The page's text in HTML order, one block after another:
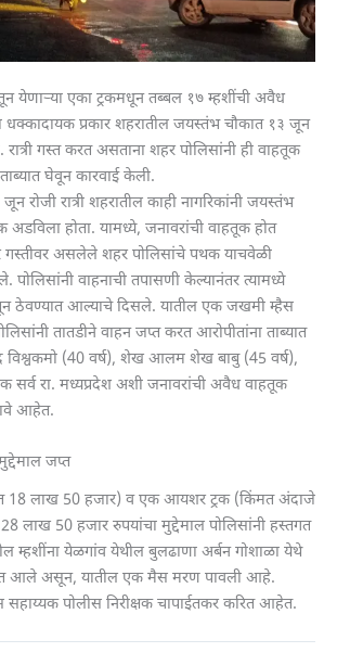
येणाऱ्या एका ट्रकमधून तब्बल १७ म्हशींची अवैध
धक्कादायक प्रकार शहरातील जयस्तंभ चौकात १३ जून
रात्री गस्त करत असताना शहर पोलिसांनी ही वाहतूक
घेवून कारवाई केली.
जून रोजी रात्री शहरातील काही नागरिकांनी जयस्तंभ
होता. यामध्ये, जनावरांची वाहतूक होत
गस्तीवर असलेले शहर पोलिसांचे पथक याचवेळी
वाहनाची तपासणी केल्यानंतर त्यामध्ये
ठेवण्यात आल्याचे दिसले. यातील एक जखमी म्हैस
तातडीने वाहन जप्त करत आरोपीतांना ताब्यात
विश्वकमो (40 वर्ष), शेख आलम शेख बाबु (45 वर्ष),
रा. मध्यप्रदेश अशी जनावरांची अवैध वाहतूक
आहेत.
जप्त
18 लाख 50 हजार) व एक आयशर ट्रक (किंमत अंदाजे
50 हजार रुपयांचा मुद्देमाल पोलिसांनी हस्तगत
म्हशींना येळगांव येथील बुलढाणा अर्बन गोशाळा येथे
आले असून, यातील एक मैस मरण पावली आहे.
सहाय्यक पोलीस निरीक्षक चापाईतकर करित आहेत.